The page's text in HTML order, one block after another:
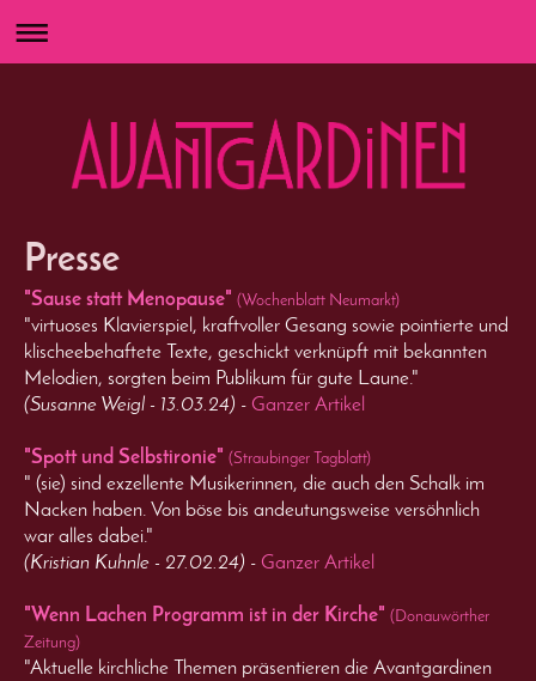
Presse
"Sause statt Menopause" (Wochenblatt Neumarkt)
"virtuoses Klavierspiel, kraftvoller Gesang sowie pointierte und
klischeebehaftete Texte, geschickt verknüpft mit bekannten
Melodien, sorgten beim Publikum für gute Laune."
(Susanne Weigl - 13.03.24) - Ganzer Artikel
"Spott und Selbstironie" (Straubinger Tagblatt)
" (sie) sind exzellente Musikerinnen, die auch den Schalk im
Nacken haben. Von böse bis andeutungsweise versöhnlich
war alles dabei."
(Kristian Kuhnle - 27.02.24) - Ganzer Artikel
"Wenn Lachen Programm ist in der Kirche" (Donauwörther
Zeitung)
"Aktuelle kirchliche Themen präsentieren die Avantgardinen